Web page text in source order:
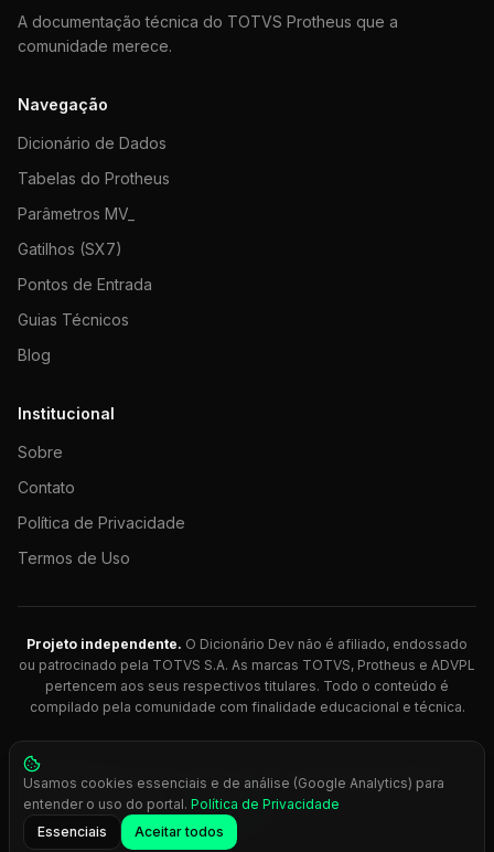
A documentação técnica do TOTVS Protheus que a
comunidade merece.
Navegação
Dicionário de Dados
Tabelas do Protheus
Parâmetros MV_
Gatilhos (SX7)
Pontos de Entrada
Guias Técnicos
Blog
Institucional
Sobre
Contato
Política de Privacidade
Termos de Uso
Projeto independente. O Dicionário Dev não é afiliado, endossado
ou patrocinado pela TOTVS S.A. As marcas TOTVS, Protheus e ADVPL
pertencem aos seus respectivos titulares. Todo o conteúdo é
compilado pela comunidade com finalidade educacional e técnica.
© 2026 Dicionário Dev. Feito com 💚 para desenvolvedores
Protheus.
Press Ctrl+K
Usamos cookies essenciais e de análise (Google Analytics) para
entender o uso do portal. Política de Privacidade
Essenciais
Aceitar todos